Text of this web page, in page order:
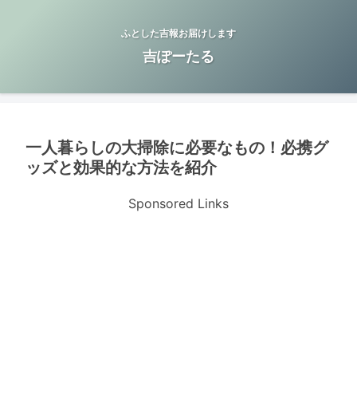
ふとした吉報お届けします
吉ぽーたる
一人暮らしの大掃除に必要なもの！必携グ
ッズと効果的な方法を紹介
Sponsored Links